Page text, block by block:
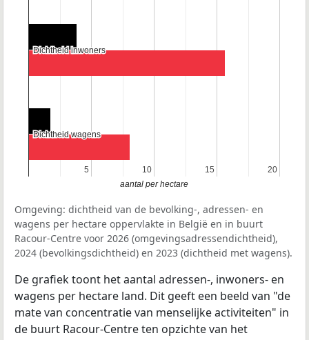
5
5 10
10 15
15 20
20
Dichtheid inwoners
Dichtheid inwoners
Dichtheid wagens
Dichtheid wagens
aantal per hectare
Omgeving: dichtheid van de bevolking-, adressen- en
wagens per hectare oppervlakte in België en in buurt
Racour-Centre voor 2026 (omgevingsadressendichtheid),
2024 (bevolkingsdichtheid) en 2023 (dichtheid met wagens).
De grafiek toont het aantal adressen-, inwoners- en
wagens per hectare land. Dit geeft een beeld van "de
mate van concentratie van menselijke activiteiten" in
de buurt Racour-Centre ten opzichte van het